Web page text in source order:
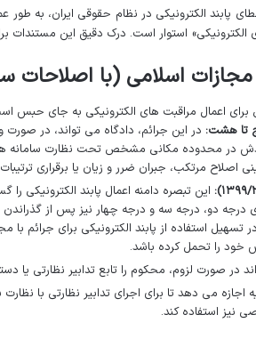
الکترونیکی» استوار است. درک دقیق این مستندات
برای اعمال مراقبت های الکترونیکی به جای حبس
تا هشت: در این جرائم، دادگاه می تواند، در
در محدوده مکانی مشخص تحت نظارت سامانه های
مرتکب، جبران ضرر و زیان یا برقراری
این تبصره دامنه اعمال پابند الکترونیکی
دو، درجه سه و درجه چهار نیز پس از
تسهیل استفاده از پابند الکترونیکی برای جرائم
را تحمل کرده باشد.
در صورت لزوم، محکوم را تابع تدابیر نظارتی یا
اجازه می دهد تا برای اجرای تدابیر نظارتی با
استفاده کند.